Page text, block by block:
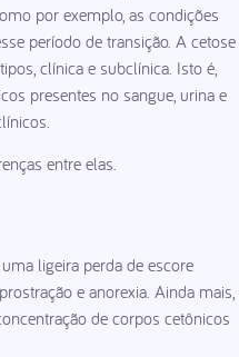
por exemplo, as condições
período de transição. A cetose
clínica e subclínica. Isto é,
presentes no sangue, urina e
entre elas.
ligeira perda de escore
e anorexia. Ainda mais,
de corpos cetônicos